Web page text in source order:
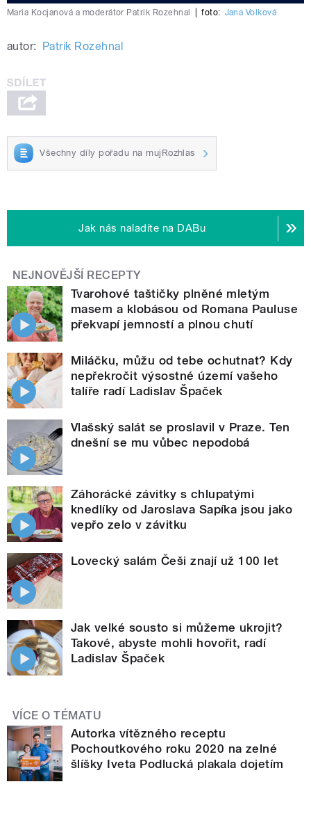
Maria Kocjanová a moderátor Patrik Rozehnal foto: Jana Volková
autor: Patrik Rozehnal
Všechny díly pořadu na mujRozhlas
Jak nás naladíte na DABu
NEJNOVĚJŠÍ RECEPTY
Tvarohové taštičky plněné mletým
masem a klobásou od Romana Pauluse
překvapí jemností a plnou chutí
Miláčku, můžu od tebe ochutnat? Kdy
nepřekročit výsostné území vašeho
talíře radí Ladislav Špaček
Vlašský salát se proslavil v Praze. Ten
dnešní se mu vůbec nepodobá
Záhorácké závitky s chlupatými
knedlíky od Jaroslava Sapíka jsou jako
vepřo zelo v závitku
Lovecký salám Češi znají už 100 let
Jak velké sousto si můžeme ukrojit?
Takové, abyste mohli hovořit, radí
Ladislav Špaček
VÍCE O TÉMATU
Autorka vítězného receptu
Pochoutkového roku 2020 na zelné
šlíšky Iveta Podlucká plakala dojetím